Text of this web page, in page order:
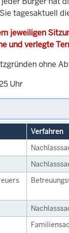
tagesaktuell
jeweiligen
und verlegte
ohne
Uhr
Verfahren